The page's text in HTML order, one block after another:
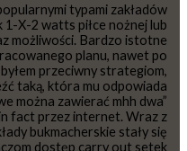
typami zakładów
1-X-2 watts piłce nożnej lub
możliwości. Bardzo istotne
planu, nawet po
przeciwny strategiom,
taką, która mu odpowiada
można zawierać mhh dwa”
fact przez internet. Wraz z
bukmacherskie stały się
dostęp carry out setek